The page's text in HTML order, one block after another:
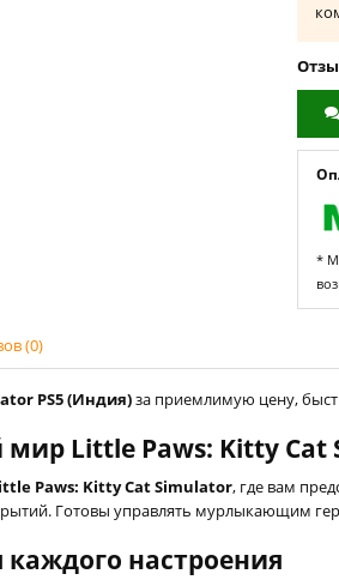
*
(0)
PS5 (Индия)за приемлимую цену,
Little Paws: Kitty Cat
Paws: Kitty Cat Simulator, где вам
Готовы управлять мурлыкающим
настроения